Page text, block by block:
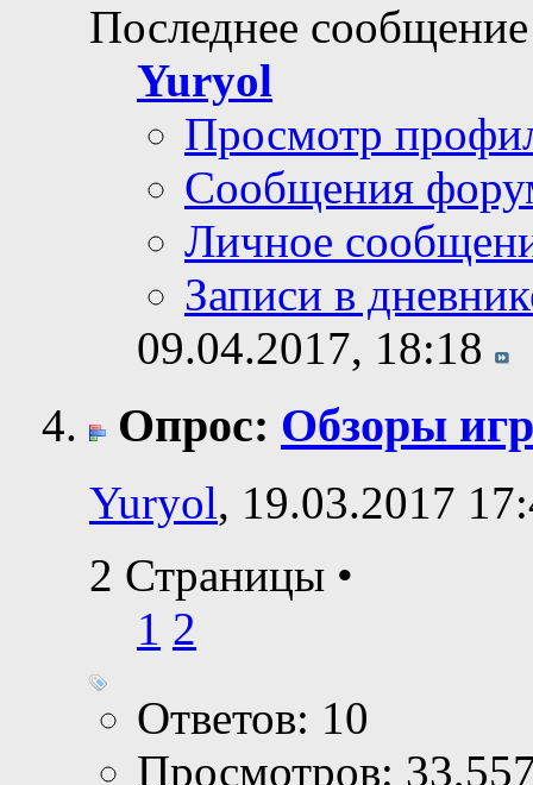
Последнее
Yuryol
Просмотр
Сообщения
Личное
Записи в
09.04.2017, 18:18
Опрос: Обзоры игр
Yuryol, 19.03.2017
2 Страницы •
1 2
Ответов: 10
Просмотров: